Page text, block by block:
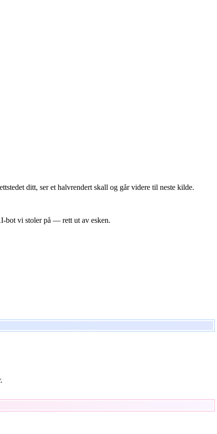
ditt, ser et halvrendert skall og går videre til neste kilde.
bot vi stoler på — rett ut av esken.